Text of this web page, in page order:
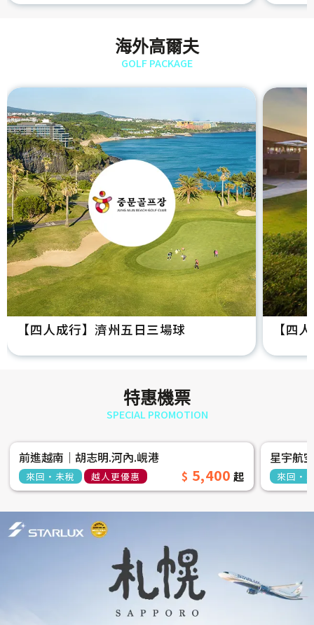
海外高爾夫
GOLF PACKAGE
【四人成行】濟州五日三場球 【四
特惠機票
SPECIAL PROMOTION
前進越南│胡志明.河內.峴港
來回‧未稅 越人更優惠 5,400
星宇航
來回‧